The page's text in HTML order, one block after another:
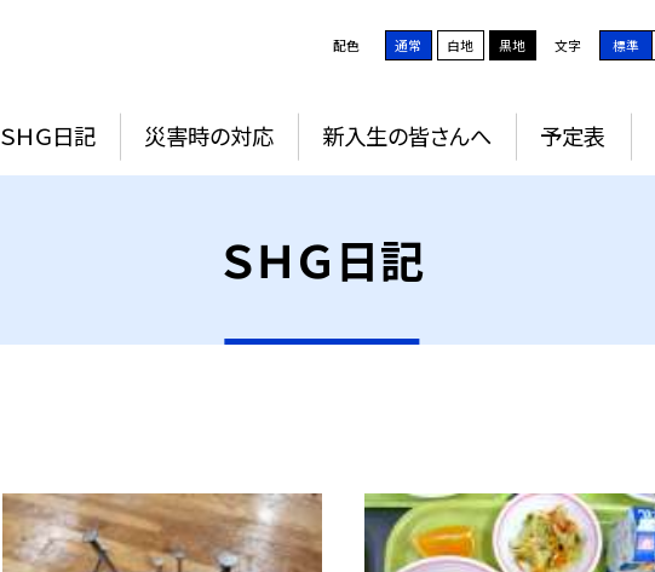
配色 通常 白地 黒地 文字 標準
ＳＨＧ日記 災害時の対応 新入生の皆さんへ 予定表
ＳＨＧ日記